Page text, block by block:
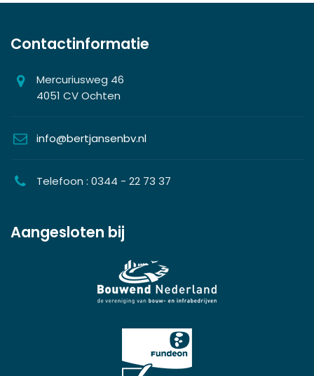
Contactinformatie
Mercuriusweg 46
4051 CV Ochten
info@bertjansenbv.nl
Telefoon : 0344 - 22 73 37
Aangesloten bij